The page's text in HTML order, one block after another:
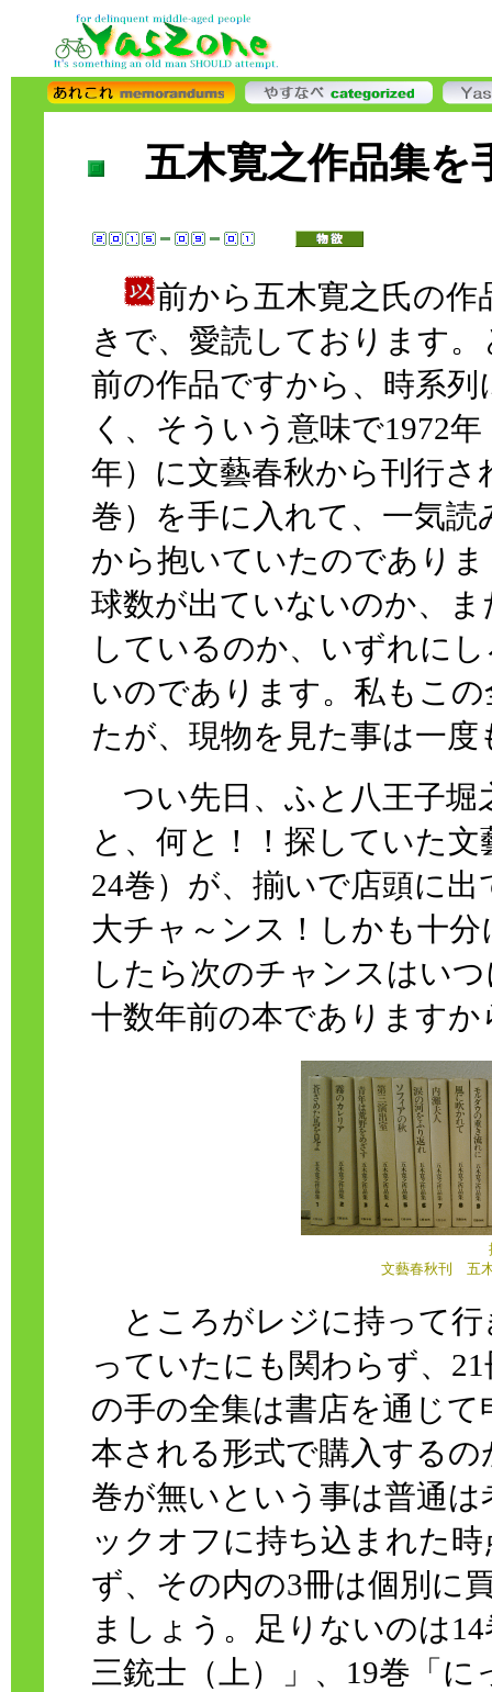
五木寛之作品集
前から五木寛之氏の
きで、愛読しております
前の作品ですから、時系
く、そういう意味で1972
年）に文藝春秋から刊行さ
巻）を手に入れて、一気
から抱いていたのであり
球数が出ていないのか、
しているのか、いずれに
いのであります。私もこ
たが、現物を見た事は一
つい先日、ふと八王子堀
と、何と！！探していた
24巻）が、揃いで店頭に
大チャ～ンス！しかも十
したら次のチャンスはい
十数年前の本でありますか
文藝春秋刊 五
ところがレジに持って行
っていたにも関わらず、
の手の全集は書店を通じ
本される形式で購入する
巻が無いという事は普通
ックオフに持ち込まれた
ず、その内の3冊は個別に
ましょう。足りないのは
三銃士（上）」、19巻「